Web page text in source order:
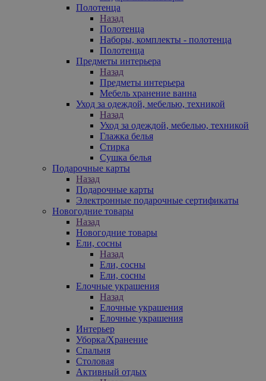
Полотенца
Назад
Полотенца
Наборы, комплекты - полотенца
Полотенца
Предметы интерьера
Назад
Предметы интерьера
Мебель хранение ванна
Уход за одеждой, мебелью, техникой
Назад
Уход за одеждой, мебелью, техникой
Глажка белья
Стирка
Сушка белья
Подарочные карты
Назад
Подарочные карты
Электронные подарочные сертификаты
Новогодние товары
Назад
Новогодние товары
Ели, сосны
Назад
Ели, сосны
Ели, сосны
Елочные украшения
Назад
Елочные украшения
Елочные украшения
Интерьер
Уборка/Хранение
Спальня
Столовая
Активный отдых